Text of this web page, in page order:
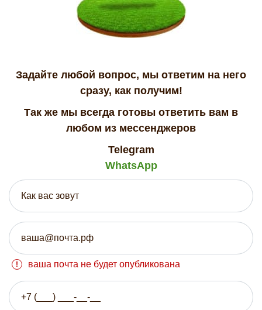
Задайте любой вопрос, мы ответим на него
сразу, как получим!
Так же мы всегда готовы ответить вам в
любом из мессенджеров
Telegram
WhatsApp
ваша почта не будет опубликована